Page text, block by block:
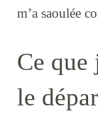
m’a saoulée
Ce que
le